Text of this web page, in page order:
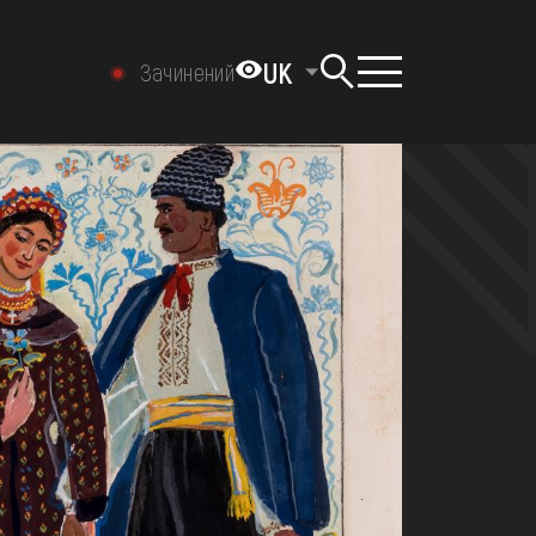
Зачинений UK